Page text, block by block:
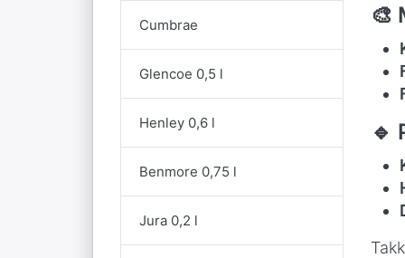
Cumbrae
Glencoe 0,5 l
Henley 0,6 l
Benmore 0,75 l
Jura 0,2 l
🎨
🔹